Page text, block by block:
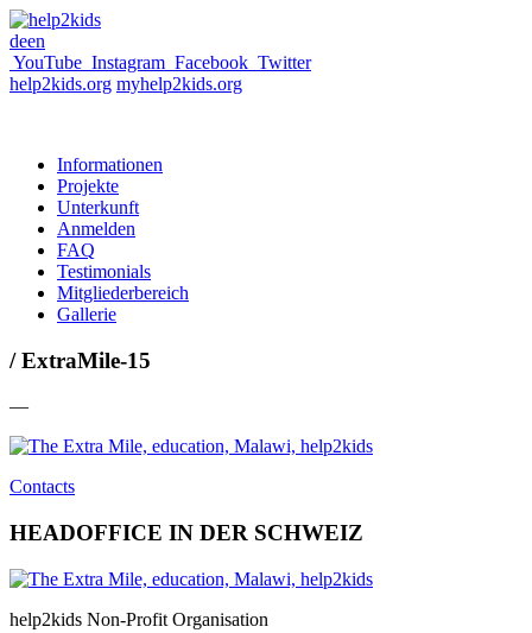
deen
YouTube Instagram Facebook Twitter
help2kids.org myhelp2kids.org
Informationen
Projekte
Unterkunft
Anmelden
FAQ
Testimonials
Mitgliederbereich
Gallerie
/ ExtraMile-15
—
Contacts
HEADOFFICE IN DER SCHWEIZ
help2kids Non-Profit Organisation